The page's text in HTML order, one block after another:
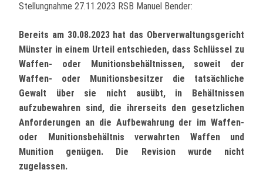
Stellungnahme 27.11.2023 RSB Manuel Bender:
Bereits am 30.08.2023 hat das Oberverwaltungsgericht
Münster in einem Urteil entschieden, dass Schlüssel zu
Waffen- oder Munitionsbehältnissen, soweit der
Waffen- oder Munitionsbesitzer die tatsächliche
Gewalt über sie nicht ausübt, in Behältnissen
aufzubewahren sind, die ihrerseits den gesetzlichen
Anforderungen an die Aufbewahrung der im Waffen-
oder Munitionsbehältnis verwahrten Waffen und
Munition genügen. Die Revision wurde nicht
zugelassen.